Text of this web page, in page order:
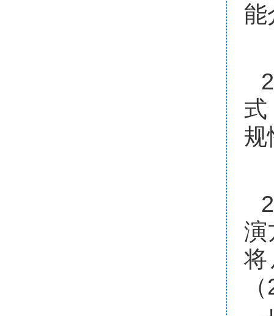
能
式
规
演